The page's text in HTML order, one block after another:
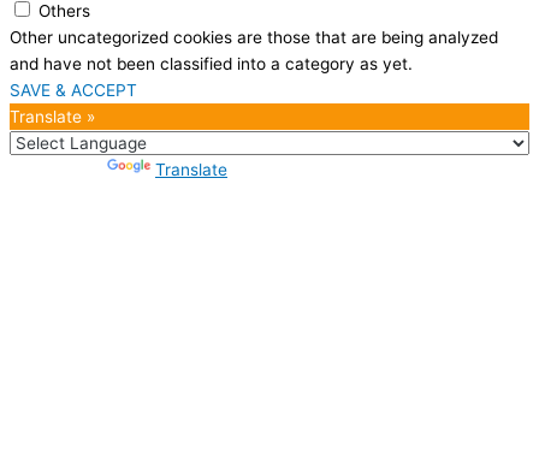
Others
Other uncategorized cookies are those that are being analyzed
and have not been classified into a category as yet.
SAVE & ACCEPT
Translate »
Translate